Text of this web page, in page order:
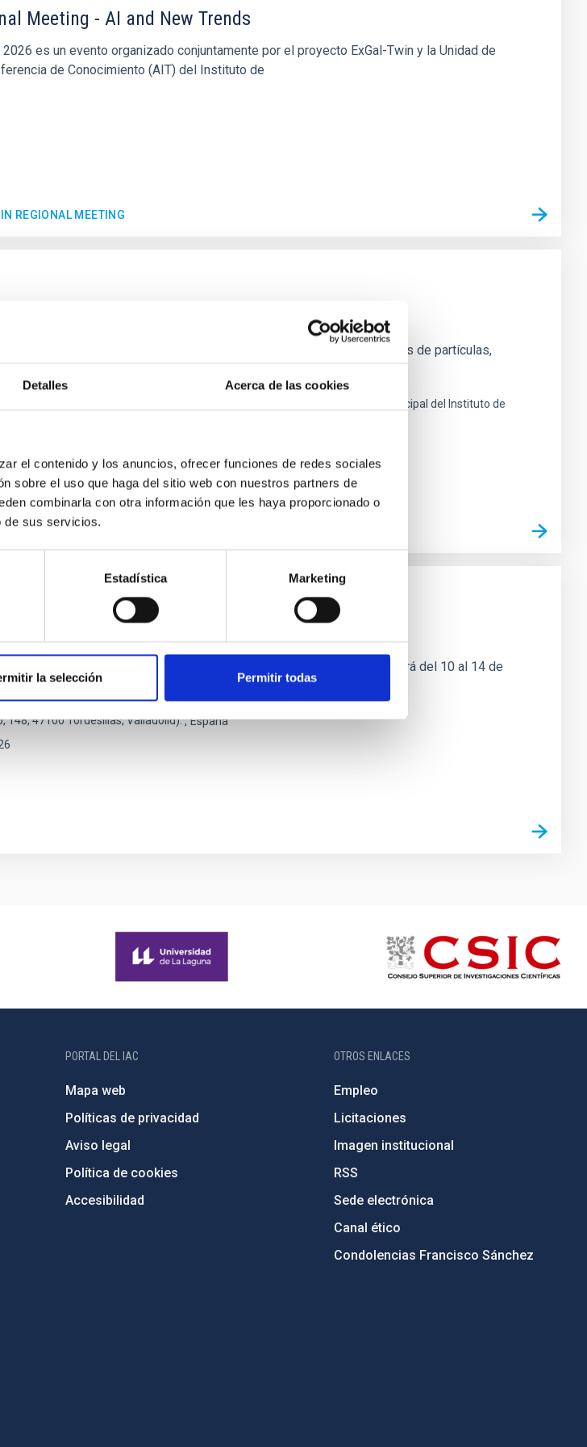
Detalles Acerca de las cookies
el contenido y los anuncios, ofrecer funciones de redes sociales
sobre el uso que haga del sitio web con nuestros partners de
combinarla con otra información que les haya proporcionado o
de sus servicios.
Estadística Marketing
la selección Permitir todas
Meeting - AI and New Trends
2026 es un evento organizado conjuntamente por el proyecto ExGal-Twin y la Unidad de
de Conocimiento (AIT) del Instituto de
REGIONAL MEETING
de Investigación que reúne a grupos teóricos y experimentales de físicos de partículas,
Ciencias y el Cosmos" en San Cristóbal de La Laguna en frente al edificio principal del Instituto de
internacional SUBSTELLAR ASTROPHYSICS 2026, que se celebrará del 10 al 14 de
de Tordesillas, en Castilla, España. Esta
148, 47100 Tordesillas, Valladolid). España
PORTAL DEL IAC
Mapa web
Políticas de privacidad
Aviso legal
Política de cookies
Accesibilidad
OTROS ENLACES
Empleo
Licitaciones
Imagen institucional
RSS
Sede electrónica
Canal ético
Condolencias Francisco Sánchez